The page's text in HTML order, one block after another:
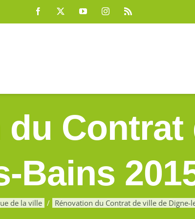
Facebook YouTubeInstagram
Contrat
Bains
de la ville Rénovation du Contrat de ville de Digne-